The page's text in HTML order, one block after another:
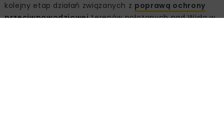
kolejny etap działań związanych z poprawą ochrony
przeciwpowodziowejterenów położonych nad Wisłą w